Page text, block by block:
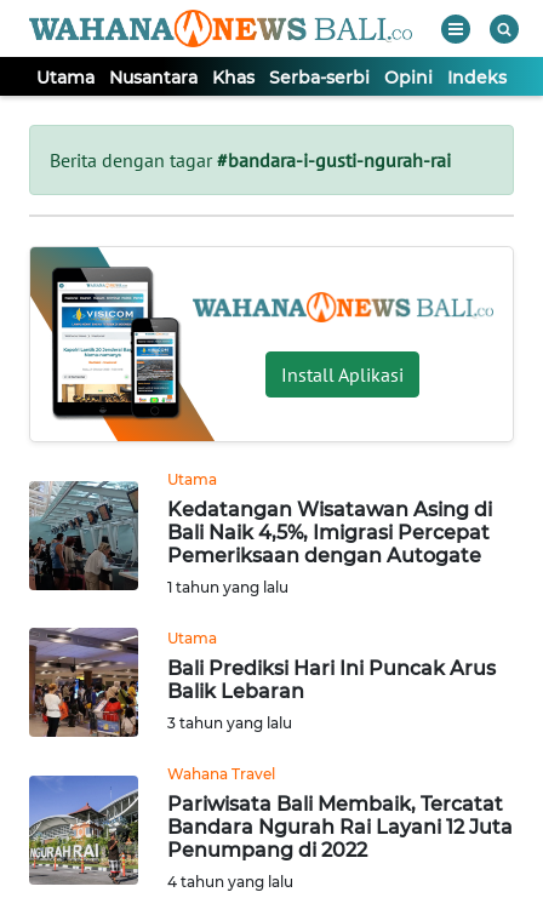
Utama Nusantara Khas Serba-serbi Opini Indeks
Berita dengan tagar#bandara-i-gusti-ngurah-rai
Install Aplikasi
Utama
Kedatangan Wisatawan Asing di
Bali Naik 4,5%, Imigrasi Percepat
Pemeriksaan dengan Autogate
1 tahun yang lalu
Utama
Bali Prediksi Hari Ini Puncak Arus
Balik Lebaran
3 tahun yang lalu
Wahana Travel
Pariwisata Bali Membaik, Tercatat
Bandara Ngurah Rai Layani 12 Juta
Penumpang di 2022
4 tahun yang lalu
Tutup
UTAMA
NUSANTARA
KHAS
SERBA-
SERBI
OPINI
Informasi
INDEKS
BERITA
KONTAK
INFO
IKLAN